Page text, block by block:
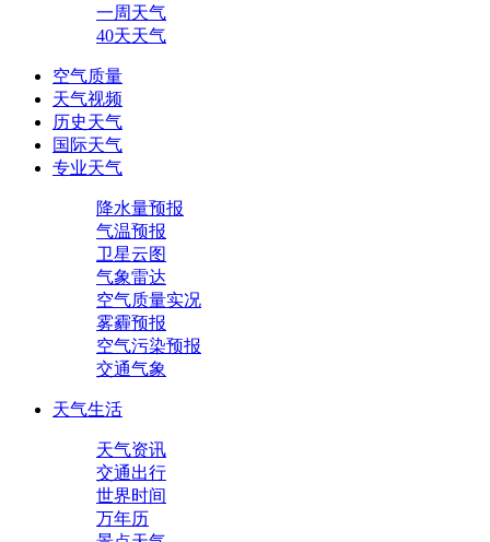
一周天气
40天天气
空气质量
天气视频
历史天气
国际天气
专业天气
降水量预报
气温预报
卫星云图
气象雷达
空气质量实况
雾霾预报
空气污染预报
交通气象
天气生活
天气资讯
交通出行
世界时间
万年历